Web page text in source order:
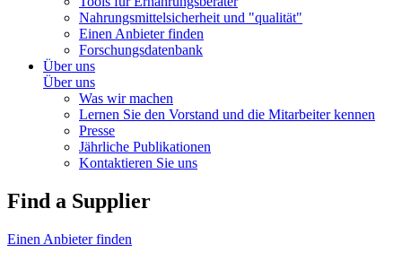
Nahrungsmittelsicherheit und "qualität"
Einen Anbieter finden
Forschungsdatenbank
Über uns
Über uns
Was wir machen
Lernen Sie den Vorstand und die Mitarbeiter kennen
Presse
Jährliche Publikationen
Kontaktieren Sie uns
Find a Supplier
Einen Anbieter finden